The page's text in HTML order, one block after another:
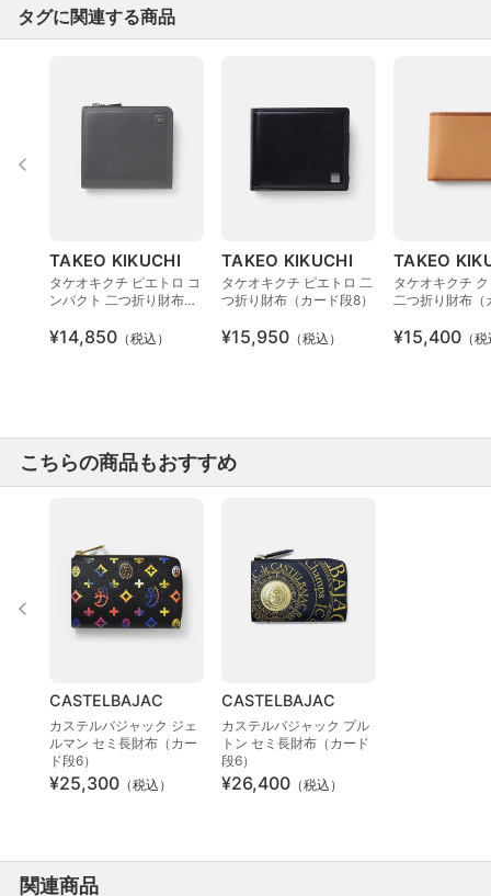
タグに関連する商品
TAKEO KIKUCHI
タケオキクチ ピエトロ コ
ンパクト 二つ折り財布
¥14,850 （税込）
TAKEO KIKUCHI
タケオキクチ ピエトロ 二
つ折り財布（カード段8）
¥15,950 （税込）
TAKEO
タケオキクチ
二つ折り財布（
¥15,400 （
こちらの商品もおすすめ
CASTELBAJAC
カステルバジャック ジェ
ルマン セミ長財布（カー
ド段6）
¥25,300 （税込）
CASTELBAJAC
カステルバジャック プル
トン セミ長財布（カード
段6）
¥26,400 （税込）
関連商品